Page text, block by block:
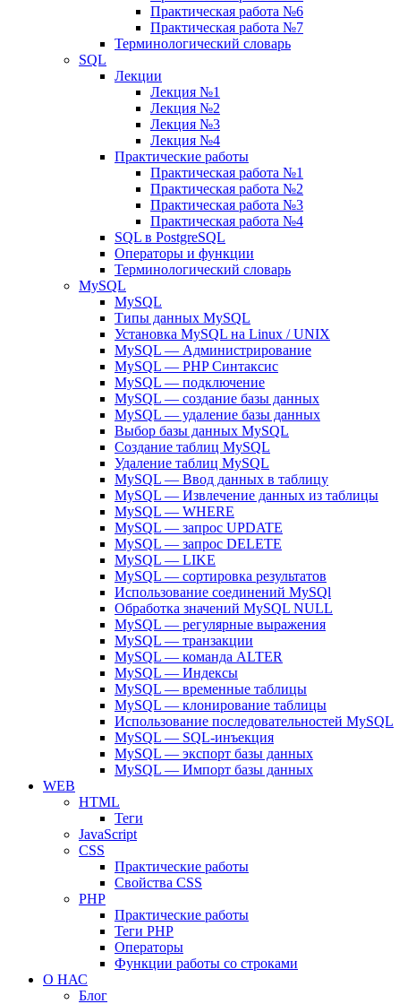
Практическая работа №6
Практическая работа №7
Терминологический словарь
SQL
Лекции
Лекция №1
Лекция №2
Лекция №3
Лекция №4
Практические работы
Практическая работа №1
Практическая работа №2
Практическая работа №3
Практическая работа №4
SQL в PostgreSQL
Операторы и функции
Терминологический словарь
MySQL
MySQL
Типы данных MySQL
Установка MySQL на Linux / UNIX
MySQL — Администрирование
MySQL — PHP Синтаксис
MySQL — подключение
MySQL — создание базы данных
MySQL — удаление базы данных
Выбор базы данных MySQL
Создание таблиц MySQL
Удаление таблиц MySQL
MySQL — Ввод данных в таблицу
MySQL — Извлечение данных из таблицы
MySQL — WHERE
MySQL — запрос UPDATE
MySQL — запрос DELETE
MySQL — LIKE
MySQL — сортировка результатов
Использование соединений MySQl
Обработка значений MySQL NULL
MySQL — регулярные выражения
MySQL — транзакции
MySQL — команда ALTER
MySQL — Индексы
MySQL — временные таблицы
MySQL — клонирование таблицы
Использование последовательностей MySQL
MySQL — SQL-инъекция
MySQL — экспорт базы данных
MySQL — Импорт базы данных
WEB
HTML
Теги
JavaScript
CSS
Практические работы
Свойства CSS
PHP
Практические работы
Теги PHP
Операторы
Функции работы со строками
О НАС
Блог